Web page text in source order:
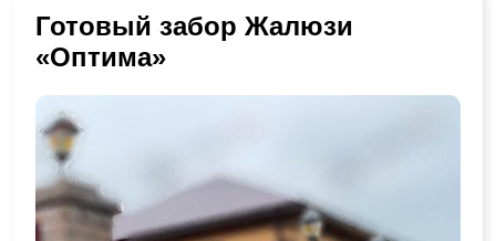
Готовый забор Жалюзи
«Оптима»